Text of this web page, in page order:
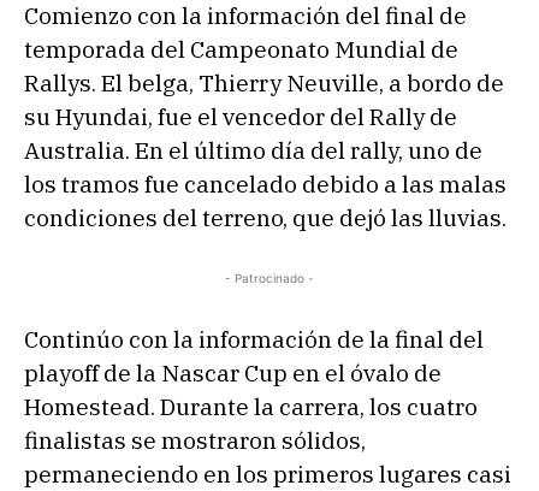
Comienzo con la información del final de
temporada del Campeonato Mundial de
Rallys. El belga, Thierry Neuville, a bordo de
su Hyundai, fue el vencedor del Rally de
Australia. En el último día del rally, uno de
los tramos fue cancelado debido a las malas
condiciones del terreno, que dejó las lluvias.
- Patrocinado -
Continúo con la información de la final del
playoff de la Nascar Cup en el óvalo de
Homestead. Durante la carrera, los cuatro
finalistas se mostraron sólidos,
permaneciendo en los primeros lugares casi